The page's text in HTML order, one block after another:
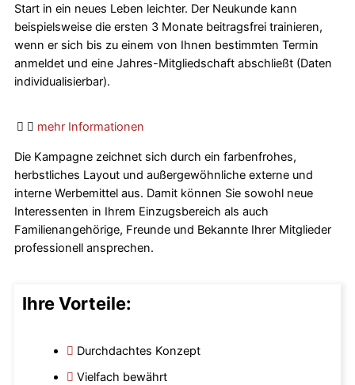
Start in ein neues Leben leichter. Der Neukunde kann
beispielsweise die ersten 3 Monate beitragsfrei trainieren,
wenn er sich bis zu einem von Ihnen bestimmten Termin
anmeldet und eine Jahres-Mitgliedschaft abschließt (Daten
individualisierbar).
mehr Informationen
Die Kampagne zeichnet sich durch ein farbenfrohes,
herbstliches Layout und außergewöhnliche externe und
interne Werbemittel aus. Damit können Sie sowohl neue
Interessenten in Ihrem Einzugsbereich als auch
Familienangehörige, Freunde und Bekannte Ihrer Mitglieder
professionell ansprechen.
Ihre Vorteile:
Durchdachtes Konzept
Vielfach bewährt